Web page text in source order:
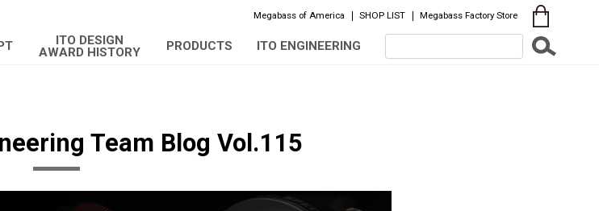
Megabass of America SHOP LIST Megabass Factory Store
ITO DESIGN
AWARD HISTORY
PRODUCTS ITO ENGINEERING
Team Blog Vol.115